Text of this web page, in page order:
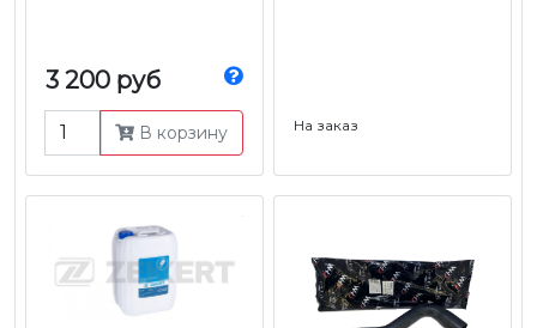
3 200 руб
В корзину На заказ